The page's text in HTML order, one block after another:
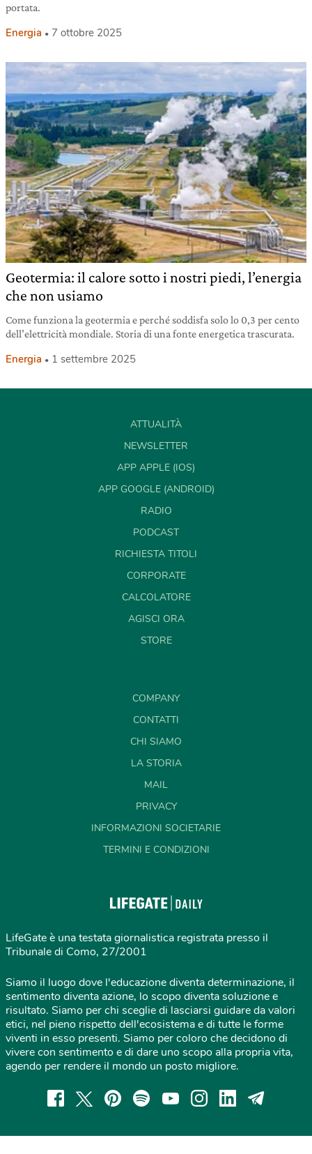
portata.
Energia 7 ottobre 2025
Geotermia: il calore sotto i nostri piedi, l’energia
che non usiamo
Come funziona la geotermia e perché soddisfa solo lo 0,3 per cento
dell’elettricità mondiale. Storia di una fonte energetica trascurata.
Energia 1 settembre 2025
ATTUALITÀ
NEWSLETTER
APP APPLE (IOS)
APP GOOGLE (ANDROID)
RADIO
PODCAST
RICHIESTA TITOLI
CORPORATE
CALCOLATORE
AGISCI ORA
STORE
COMPANY
CONTATTI
CHI SIAMO
LA STORIA
MAIL
PRIVACY
INFORMAZIONI SOCIETARIE
TERMINI E CONDIZIONI
LifeGate è una testata giornalistica registrata presso il
Tribunale di Como, 27/2001
Siamo il luogo dove l'educazione diventa determinazione, il
sentimento diventa azione, lo scopo diventa soluzione e
risultato. Siamo per chi sceglie di lasciarsi guidare da valori
etici, nel pieno rispetto dell'ecosistema e di tutte le forme
viventi in esso presenti. Siamo per coloro che decidono di
vivere con sentimento e di dare uno scopo alla propria vita,
agendo per rendere il mondo un posto migliore.